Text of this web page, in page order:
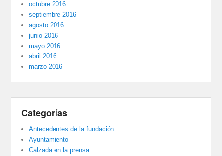
octubre 2016
septiembre 2016
agosto 2016
junio 2016
mayo 2016
abril 2016
marzo 2016
Categorías
Antecedentes de la fundación
Ayuntamiento
Calzada en la prensa